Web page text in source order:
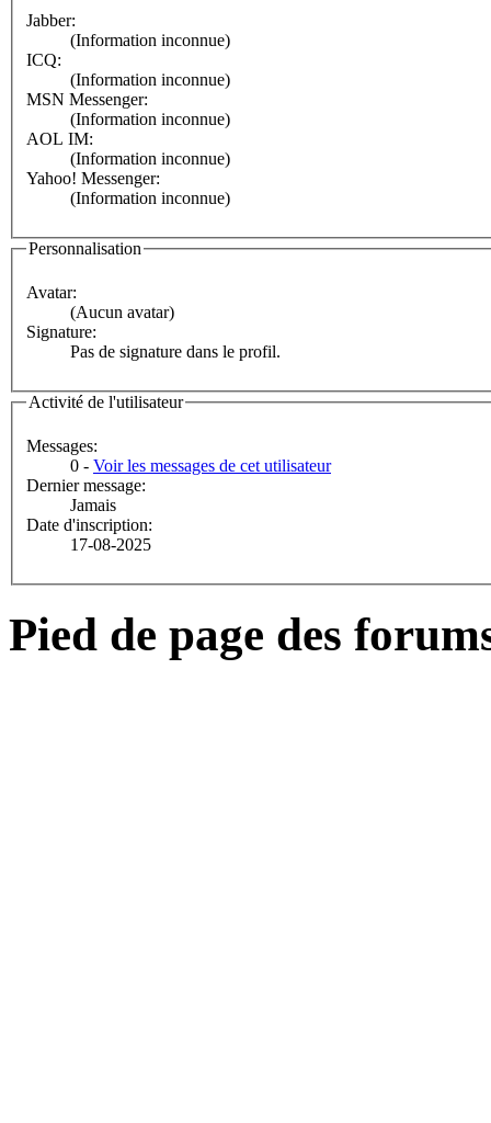
Jabber:
(Information inconnue)
ICQ:
(Information inconnue)
MSN Messenger:
(Information inconnue)
AOL IM:
(Information inconnue)
Yahoo! Messenger:
(Information inconnue)
Personnalisation
Avatar:
(Aucun avatar)
Signature:
Pas de signature dans le profil.
Activité de l'utilisateur
Messages:
0 - Voir les messages de cet utilisateur
Dernier message:
Jamais
Date d'inscription:
17-08-2025
Pied de page des